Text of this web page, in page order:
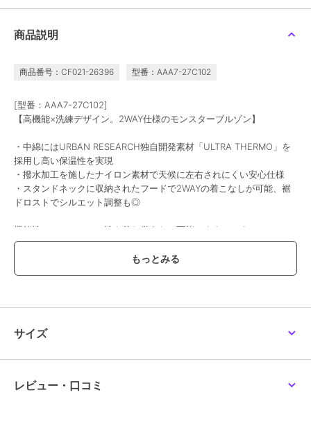
商品説明
商品番号：CF021-26396 型番：AAA7-27C102
[型番：AAA7-27C102]
【高機能×洗練デザイン。2WAY仕様のモンスターブルゾン】
・中綿にはURBAN RESEARCH独自開発素材「ULTRA THERMO」を
採用し高い保温性を実現
・撥水加工を施したナイロン素材で天候に左右されにくい安心仕様
・スタンドネックに収納されたフードで2WAYの着こなしが可能、裾
ドロストでシルエット調整も◎
機能性とファッション性を兼ね備えた、万能アウターです。
AAA7-27C101 UR TECH モンスターコート
サーチが独自に開発した素材です。
「撥水」「吸光発熱」機能を併せ持った高機能な素材です。
サイズ
レビュー・口コミ